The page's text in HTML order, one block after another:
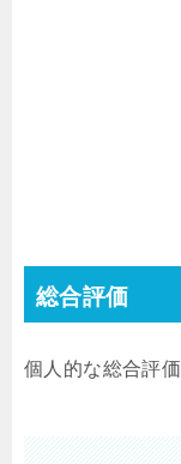
総合評価
個人的な総合評